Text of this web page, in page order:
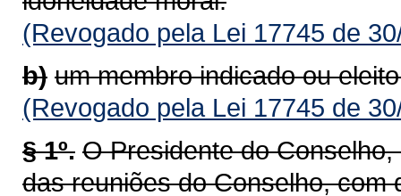
(Revogado pela Lei 17745 de
b) um membro indicado ou
(Revogado pela Lei 17745 de
§ 1º. O Presidente do
das reuniões do Conselho, com